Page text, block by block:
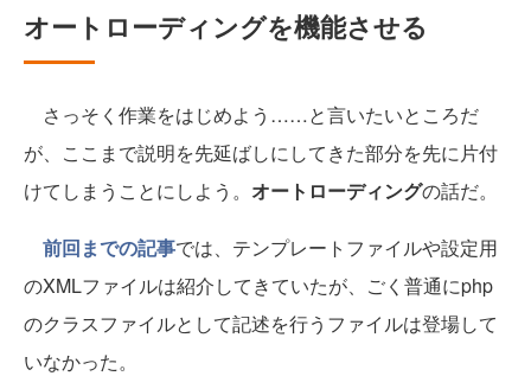
オートローディングを機能させる
さっそく作業をはじめよう……と言いたいところだ
が、ここまで説明を先延ばしにしてきた部分を先に片付
けてしまうことにしよう。 オートローディングの話だ。
前回までの記事では、テンプレートファイルや設定用
のXMLファイルは紹介してきていたが、ごく普通にphp
のクラスファイルとして記述を行うファイルは登場して
いなかった。